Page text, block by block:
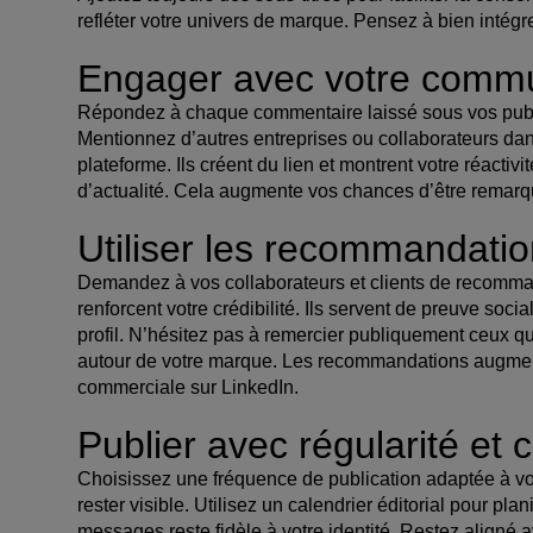
refléter votre univers de marque. Pensez à bien
Engager avec votre
Répondez à chaque commentaire laissé sous vos
Mentionnez d’autres entreprises ou collaborateurs
plateforme. Ils créent du lien et montrent votre
d’actualité. Cela augmente vos chances d’être
Utiliser les
Demandez à vos collaborateurs et clients de
renforcent votre crédibilité. Ils servent de preuve
profil. N’hésitez pas à remercier publiquement ceux
autour de votre marque. Les recommandations
commerciale sur LinkedIn.
Publier avec régularité et
Choisissez une fréquence de publication adaptée à
rester visible. Utilisez un calendrier éditorial pour